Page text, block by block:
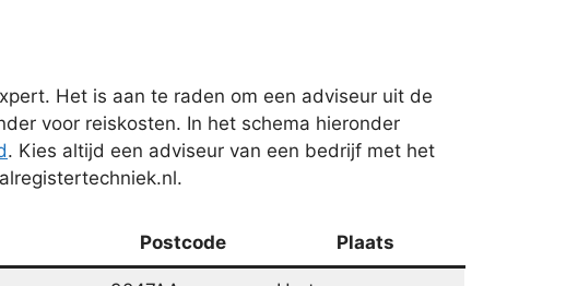
Het is aan te raden om een adviseur uit de
voor reiskosten. In het schema hieronder
. Kies altijd een adviseur van een bedrijf met het
Postcode Plaats